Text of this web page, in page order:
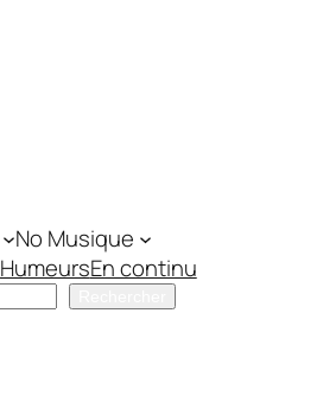
No Musique
HumeursEn continu